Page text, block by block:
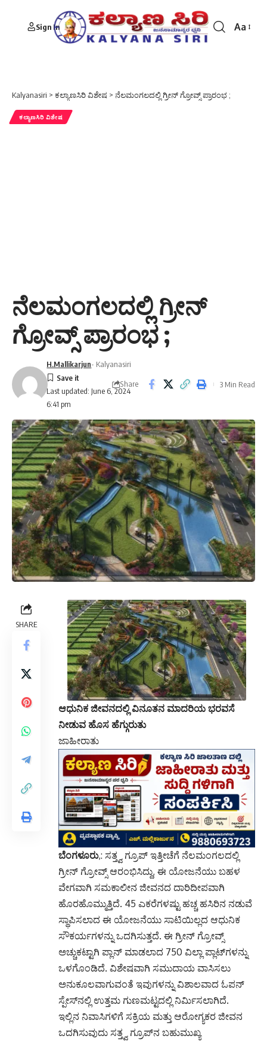
Sign In
Font
Aa
Kalyanasiri > ಕಲ್ಯಾಣಸಿರಿ ವಿಶೇಷ > ನೆಲಮಂಗಲದಲ್ಲಿ ಗ್ರೀನ್ ಗ್ರೋವ್ಸ್ ಪ್ರಾರಂಭ ;
ಕಲ್ಯಾಣಸಿರಿ ವಿಶೇಷ
ನೆಲಮಂಗಲದಲ್ಲಿ ಗ್ರೀನ್
ಗ್ರೋವ್ಸ್ ಪ್ರಾರಂಭ ;
Last updated: June 6, 2024
6:41 pm
H.Mallikarjun- Kalyanasiri
Share 3 Min Read
SHARE
ಆಧುನಿಕ ಜೀವನದಲ್ಲಿ ವಿನೂತನ ಮಾದರಿಯ ಭರವಸೆ
ನೀಡುವ ಹೊಸ ಹೆಗ್ಗುರುತು
ಜಾಹೀರಾತು
ಬೆಂಗಳೂರು,: ಸತ್ತ್ವ ಗ್ರೂಪ್‌ ಇತ್ತೀಚೆಗೆ ನೆಲಮಂಗಲದಲ್ಲಿ
ಗ್ರೀನ್ ಗ್ರೋವ್ಸ್ ಆರಂಭಿಸಿದ್ದು, ಈ ಯೋಜನೆಯು ಬಹಳ
ವೇಗವಾಗಿ ಸಮಕಾಲೀನ ಜೀವನದ ದಾರಿದೀಪವಾಗಿ
ಹೊರಹೊಮ್ಮುತ್ತಿದೆ. 45 ಎಕರೆಗಳಷ್ಟು ಹಚ್ಚ ಹಸಿರಿನ ನಡುವೆ
ಸ್ಥಾಪಿಸಲಾದ ಈ ಯೋಜನೆಯು ಸಾಟಿಯಿಲ್ಲದ ಆಧುನಿಕ
ಸೌಕರ್ಯಗಳನ್ನು ಒದಗಿಸುತ್ತದೆ. ಈ ಗ್ರೀನ್​ ಗ್ರೋವ್ಸ್
ಅಚ್ಚುಕಟ್ಟಾಗಿ ಪ್ಲಾನ್​ ಮಾಡಲಾದ 750 ವಿಲ್ಲಾ ಪ್ಲಾಟ್‌ಗಳನ್ನು
ಒಳಗೊಂಡಿದೆ. ವಿಶೇಷವಾಗಿ ಸಮುದಾಯ ವಾಸಿಸಲು
ಅನುಕೂಲವಾಗುವಂತೆ ಇವುಗಳನ್ನು ವಿಶಾಲವಾದ ಓಪನ್​
ಸ್ಪೇಸ್​​ನಲ್ಲಿ ಉತ್ತಮ ಗುಣಮಟ್ಟದಲ್ಲಿ ನಿರ್ಮಿಸಲಾಗಿದೆ.
ಇಲ್ಲಿನ ನಿವಾಸಿಗಳಿಗೆ ಸಕ್ರಿಯ ಮತ್ತು ಆರೋಗ್ಯಕರ ಜೀವನ
ಒದಗಿಸುವುದು ಸತ್ತ್ವ ಗ್ರೂಪ್​​ನ ಬಹುಮುಖ್ಯ